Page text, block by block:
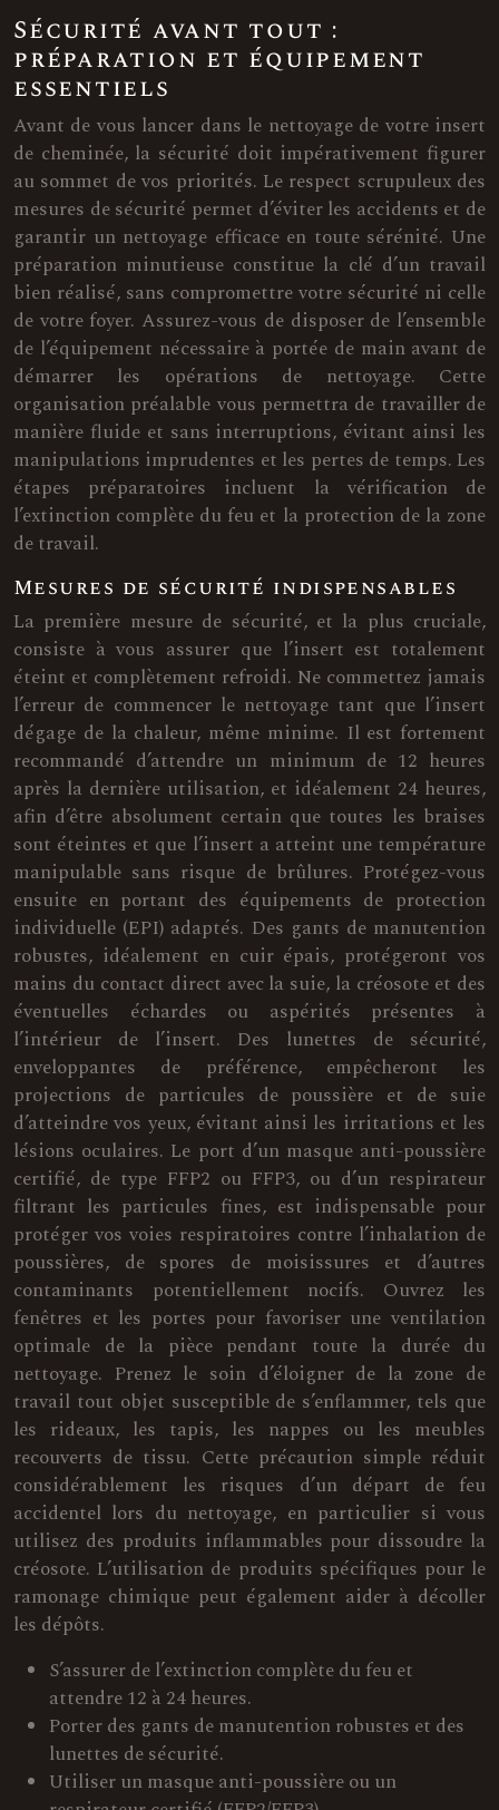
Sécurité avant tout :
préparation et équipement
essentiels
Avant de vous lancer dans le nettoyage de votre insert
de cheminée, la sécurité doit impérativement figurer
au sommet de vos priorités. Le respect scrupuleux des
mesures de sécurité permet d’éviter les accidents et de
garantir un nettoyage efficace en toute sérénité. Une
préparation minutieuse constitue la clé d’un travail
bien réalisé, sans compromettre votre sécurité ni celle
de votre foyer. Assurez-vous de disposer de l’ensemble
de l’équipement nécessaire à portée de main avant de
démarrer les opérations de nettoyage. Cette
organisation préalable vous permettra de travailler de
manière fluide et sans interruptions, évitant ainsi les
manipulations imprudentes et les pertes de temps. Les
étapes préparatoires incluent la vérification de
l’extinction complète du feu et la protection de la zone
de travail.
Mesures de sécurité indispensables
La première mesure de sécurité, et la plus cruciale,
consiste à vous assurer que l’insert est totalement
éteint et complètement refroidi. Ne commettez jamais
l’erreur de commencer le nettoyage tant que l’insert
dégage de la chaleur, même minime. Il est fortement
recommandé d’attendre un minimum de 12 heures
après la dernière utilisation, et idéalement 24 heures,
afin d’être absolument certain que toutes les braises
sont éteintes et que l’insert a atteint une température
manipulable sans risque de brûlures. Protégez-vous
ensuite en portant des équipements de protection
individuelle (EPI) adaptés. Des gants de manutention
robustes, idéalement en cuir épais, protégeront vos
mains du contact direct avec la suie, la créosote et des
éventuelles échardes ou aspérités présentes à
l’intérieur de l’insert. Des lunettes de sécurité,
enveloppantes de préférence, empêcheront les
projections de particules de poussière et de suie
d’atteindre vos yeux, évitant ainsi les irritations et les
lésions oculaires. Le port d’un masque anti-poussière
certifié, de type FFP2 ou FFP3, ou d’un respirateur
filtrant les particules fines, est indispensable pour
protéger vos voies respiratoires contre l’inhalation de
poussières, de spores de moisissures et d’autres
contaminants potentiellement nocifs. Ouvrez les
fenêtres et les portes pour favoriser une ventilation
optimale de la pièce pendant toute la durée du
nettoyage. Prenez le soin d’éloigner de la zone de
travail tout objet susceptible de s’enflammer, tels que
les rideaux, les tapis, les nappes ou les meubles
recouverts de tissu. Cette précaution simple réduit
considérablement les risques d’un départ de feu
accidentel lors du nettoyage, en particulier si vous
utilisez des produits inflammables pour dissoudre la
créosote. L’utilisation de produits spécifiques pour le
ramonage chimique peut également aider à décoller
les dépôts.
S’assurer de l’extinction complète du feu et
attendre 12 à 24 heures.
Porter des gants de manutention robustes et des
lunettes de sécurité.
Utiliser un masque anti-poussière ou un